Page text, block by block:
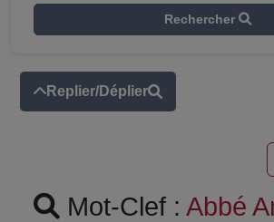
Rechercher
Replier/Déplier
Mot-Clef : Abbé